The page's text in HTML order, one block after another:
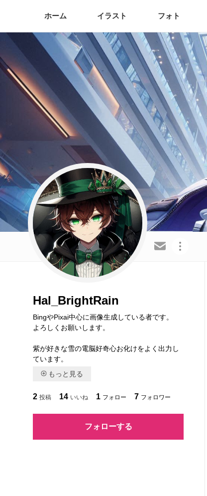
ホーム イラスト フォト
この会員を共有
Hal_BrightRain
BingやPixai中心に画像生成している者です。
よろしくお願いします。
紫が好きな雪の電脳好奇心お化けをよく出力し
ています。
もっと見る
2 投稿 14 いいね 1 フォロー 7 フォロワー
フォローする